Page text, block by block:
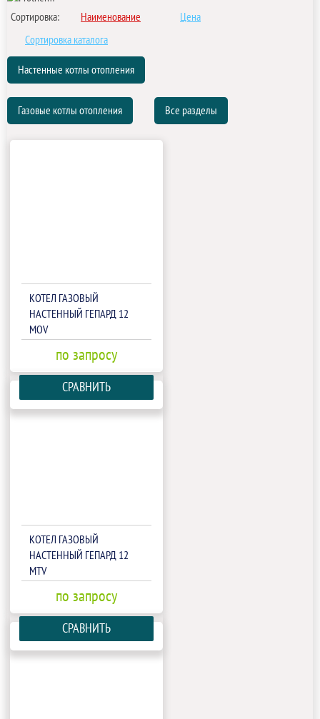
Сортировка: Наименование
Цена
Сортировка каталога
Настенные котлы отопления
Газовые котлы отопления Все разделы
КОТЕЛ ГАЗОВЫЙ
НАСТЕННЫЙ ГЕПАРД 12
MOV
по запросу
СРАВНИТЬ
КОТЕЛ ГАЗОВЫЙ
НАСТЕННЫЙ ГЕПАРД 12
MTV
по запросу
СРАВНИТЬ